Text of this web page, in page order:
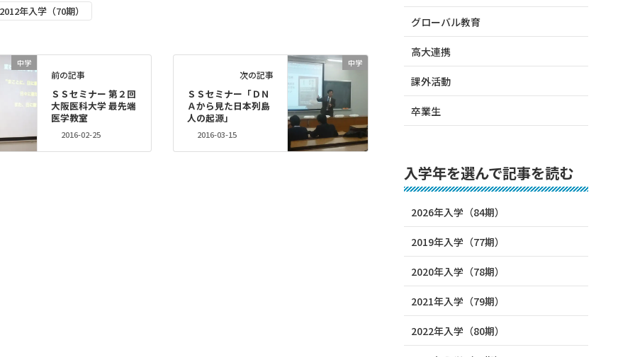
2012年入学（70期）
中学
前の記事
ＳＳセミナー 第２回
大阪医科大学 最先端
医学教室
2016-02-25
中学
次の記事
ＳＳセミナー「ＤＮ
Ａから見た日本列島
人の起源」
2016-03-15
グローバル教育
高大連携
課外活動
卒業生
入学年を選んで記事を読む
2026年入学（84期）
2019年入学（77期）
2020年入学（78期）
2021年入学（79期）
2022年入学（80期）